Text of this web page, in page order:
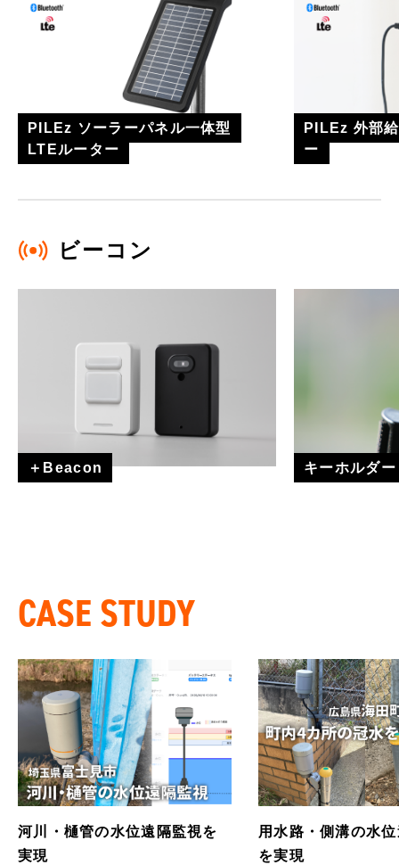
PILEz ソーラーパネル一体型
LTEルーター
PILEz 外部
ー
ビーコン
＋Beacon キーホルダ
CASE STUDY
河川・樋管の水位遠隔監視を
実現
用水路・側溝の水
を実現